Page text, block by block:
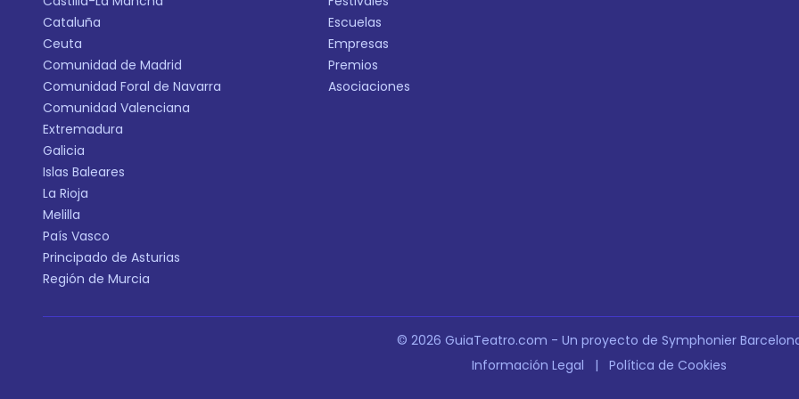
Cataluña
Ceuta
Comunidad de Madrid
Comunidad Foral de Navarra
Comunidad Valenciana
Extremadura
Galicia
Islas Baleares
La Rioja
Melilla
País Vasco
Principado de Asturias
Región de Murcia
Escuelas
Empresas
Premios
Asociaciones
© 2026 GuiaTeatro.com - Un proyecto de Symphonier
Información Legal
| Política de Cookies